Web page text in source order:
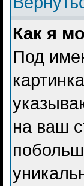
Как я
Под
на ваш